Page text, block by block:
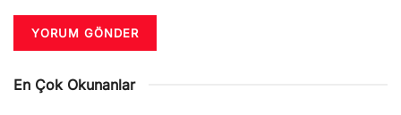
En Çok Okunanlar